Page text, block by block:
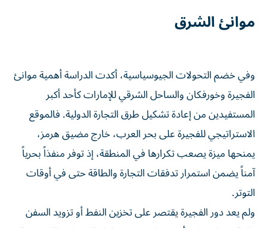
موانئ الشرق
وفي خضم التحولات الجيوسياسية، أكدت الدراسة أهمية موانئ
الفجيرة وخورفكان والساحل الشرقي للإمارات كأحد أكبر
المستفيدين من إعادة تشكيل طرق التجارة الدولية. فالموقع
الاستراتيجي للفجيرة على بحر العرب، خارج مضيق هرمز،
يمنحها ميزة يصعب تكرارها في المنطقة، إذ توفر منفذاً بحرياً
آمناً يضمن استمرار تدفقات التجارة والطاقة حتى في أوقات
التوتر.
ولم يعد دور الفجيرة يقتصر على تخزين النفط أو تزويد السفن